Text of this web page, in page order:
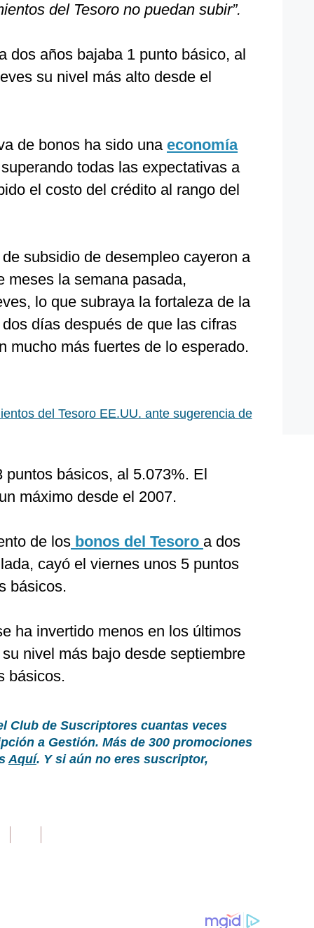
del Tesoro no puedan subir”.
dos años bajaba 1 punto básico, al
su nivel más alto desde el
de bonos ha sido una economía
todas las expectativas a
el costo del crédito al rango del
subsidio de desempleo cayeron a
meses la semana pasada,
lo que subraya la fortaleza de la
días después de que las cifras
mucho más fuertes de lo esperado.
del Tesoro EE.UU. ante sugerencia de
básicos, al 5.073%. El
máximo desde el 2007.
de los bonos del Tesoro a dos
cayó el viernes unos 5 puntos
básicos.
ha invertido menos en los últimos
nivel más bajo desde septiembre
básicos.
Club de Suscriptores cuantas veces
a Gestión. Más de 300 promociones
Aquí. Y si aún no eres suscriptor,